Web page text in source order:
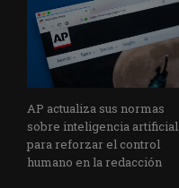
AP actualiza sus normas
sobre inteligencia artificial
para reforzar el control
humano en la redacción